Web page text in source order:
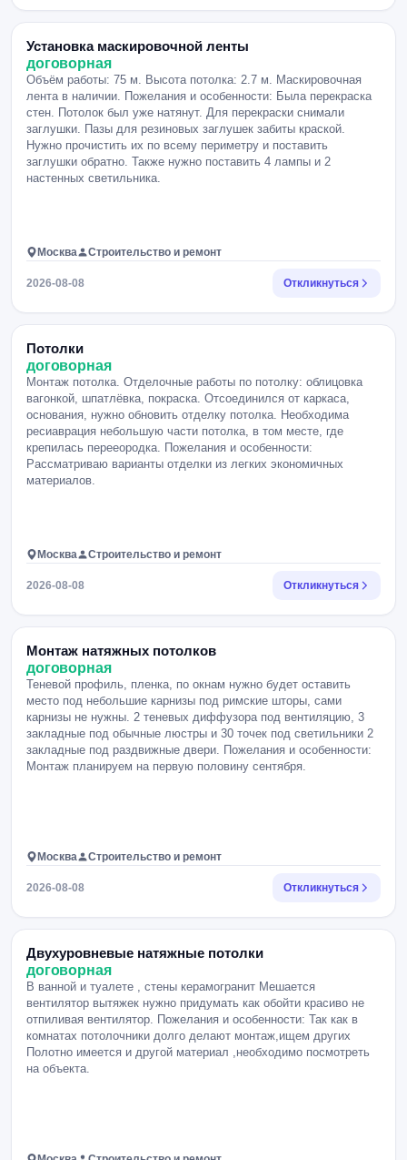
Установка маскировочной ленты
договорная
Объём работы: 75 м. Высота потолка: 2.7 м. Маскировочная
лента в наличии. Пожелания и особенности: Была перекраска
стен. Потолок был уже натянут. Для перекраски снимали
заглушки. Пазы для резиновых заглушек забиты краской.
Нужно прочистить их по всему периметру и поставить
заглушки обратно. Также нужно поставить 4 лампы и 2
настенных светильника.
Москва Строительство и ремонт
2026-08-08 Откликнуться
Потолки
договорная
Монтаж потолка. Отделочные работы по потолку: облицовка
вагонкой, шпатлёвка, покраска. Отсоединился от каркаса,
основания, нужно обновить отделку потолка. Необходима
ресиаврация небольшую части потолка, в том месте, где
крепилась перееородка. Пожелания и особенности:
Рассматриваю варианты отделки из легких экономичных
материалов.
Москва Строительство и ремонт
2026-08-08 Откликнуться
Монтаж натяжных потолков
договорная
Теневой профиль, пленка, по окнам нужно будет оставить
место под небольшие карнизы под римские шторы, сами
карнизы не нужны. 2 теневых диффузора под вентиляцию, 3
закладные под обычные люстры и 30 точек под светильники 2
закладные под раздвижные двери. Пожелания и особенности:
Монтаж планируем на первую половину сентября.
Москва Строительство и ремонт
2026-08-08 Откликнуться
Двухуровневые натяжные потолки
договорная
В ванной и туалете , стены керамогранит Мешается
вентилятор вытяжек нужно придумать как обойти красиво не
отпиливая вентилятор. Пожелания и особенности: Так как в
комнатах потолочники долго делают монтаж,ищем других
Полотно имеется и другой материал ,необходимо посмотреть
на объекта.